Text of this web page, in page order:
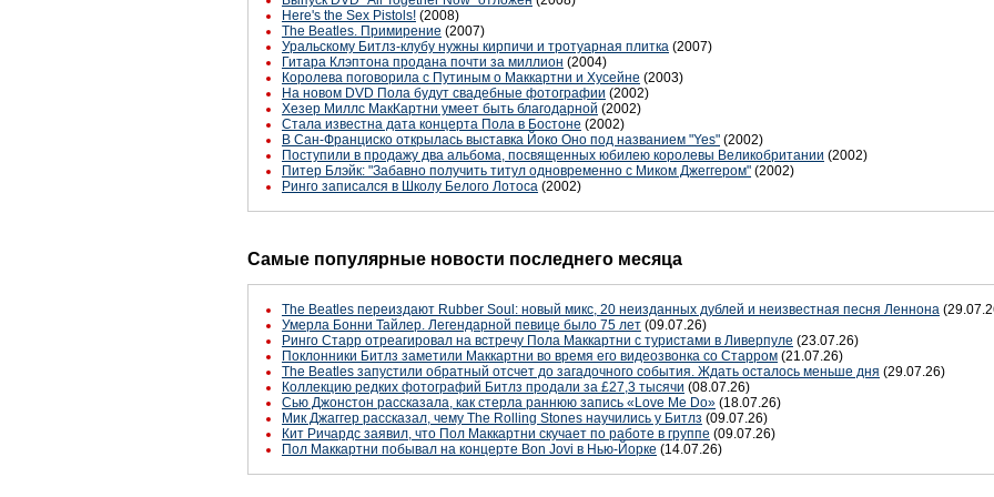
Here's the Sex Pistols! (2008)
The Beatles. Примирение (2007)
Уральскому Битлз-клубу нужны кирпичи и тротуарная плитка (2007)
Гитара Клэптона продана почти за миллион (2004)
Королева поговорила с Путиным о Маккартни и Хусейне (2003)
На новом DVD Пола будут свадебные фотографии (2002)
Хезер Миллс МакКартни умеет быть благодарной (2002)
Стала известна дата концерта Пола в Бостоне (2002)
В Сан-Франциско открылась выставка Йоко Оно под названием "Yes" (2002)
Поступили в продажу два альбома, посвященных юбилею королевы Великобритании (2002)
Питер Блэйк: "Забавно получить титул одновременно с Миком Джеггером" (2002)
Ринго записался в Школу Белого Лотоса (2002)
Самые популярные новости последнего месяца
The Beatles переиздают Rubber Soul: новый микс, 20 неизданных дублей и неизвестная песня Леннона
Умерла Бонни Тайлер. Легендарной певице было 75 лет (09.07.26)
Ринго Старр отреагировал на встречу Пола Маккартни с туристами в Ливерпуле (23.07.26)
Поклонники Битлз заметили Маккартни во время его видеозвонка со Старром (21.07.26)
The Beatles запустили обратный отсчет до загадочного события. Ждать осталось меньше дня (29.07.26)
Коллекцию редких фотографий Битлз продали за £27,3 тысячи (08.07.26)
Сью Джонстон рассказала, как стерла раннюю запись «Love Me Do» (18.07.26)
Мик Джаггер рассказал, чему The Rolling Stones научились у Битлз (09.07.26)
Кит Ричардс заявил, что Пол Маккартни скучает по работе в группе (09.07.26)
Пол Маккартни побывал на концерте Bon Jovi в Нью-Йорке (14.07.26)